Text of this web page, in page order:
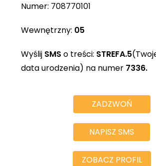
Numer: 708770101
Wewnętrzny: 05
Wyślij SMS o treści: STREFA.5
data urodzenia) na numer 7336.
ZADZWOŃ
NAPISZ SMS
ZOBACZ PROFIL